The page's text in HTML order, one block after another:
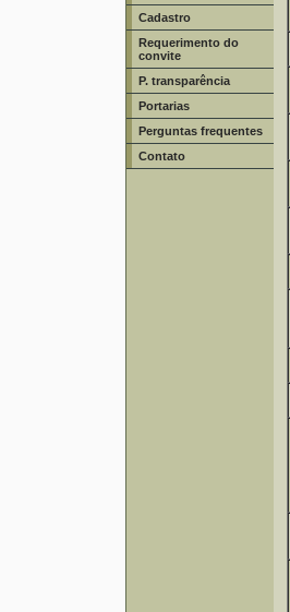
Cadastro
Requerimento do
convite
P. transparência
Portarias
Perguntas frequentes
Contato